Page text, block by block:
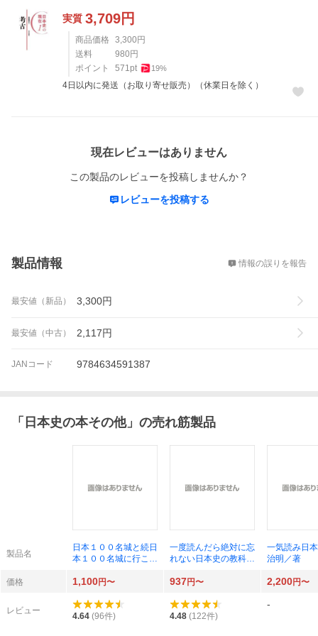
実質 3,709円
商品価格 3,300 円
送料
980 円
ポイント
571pt 19%
4日以内に発送（お取り寄せ販売）（休業日を除く）
現在レビューはありません
この製品のレビューを投稿しませんか？
レビューを投稿する
製品情報 情報の誤りを報告
最安値（新品） 3,300円
最安値（中古） 2,117円
JANコード 9784634591387
「 日本史の本その他」の売れ筋製品
製品名
日本１００名城と続日
本１００名城に行こ
き （歴史群像シリー
監修
一度読んだら絶対に忘
れない日本史の教科
ｕＴｕｂｅｒが書いた
Ｔｕｂｅｒが書いた）
山崎圭一／著
一気読み日
治明／著
価格 1,100円〜 937円〜 2,200円〜
レビュー
4.64 (96件) 4.48 (122件)
-